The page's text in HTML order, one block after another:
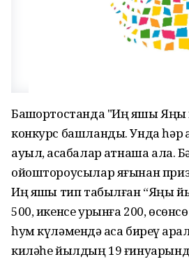
Башҡортостанда "Иң яҡшы
конкурс башланды. Унда һәр
ауыл, ҡасабалар ҡатнаша ала.
ойоштороусылар яғынан
Иң яҡшы тип табылған “Яңы
500, икенсе урынға 200,
һум күләмендә аҡса биреү
киләһе йылдың 19